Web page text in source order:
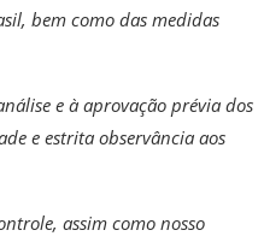
bem como das medidas
e à aprovação prévia dos
e estrita observância aos
assim como nosso